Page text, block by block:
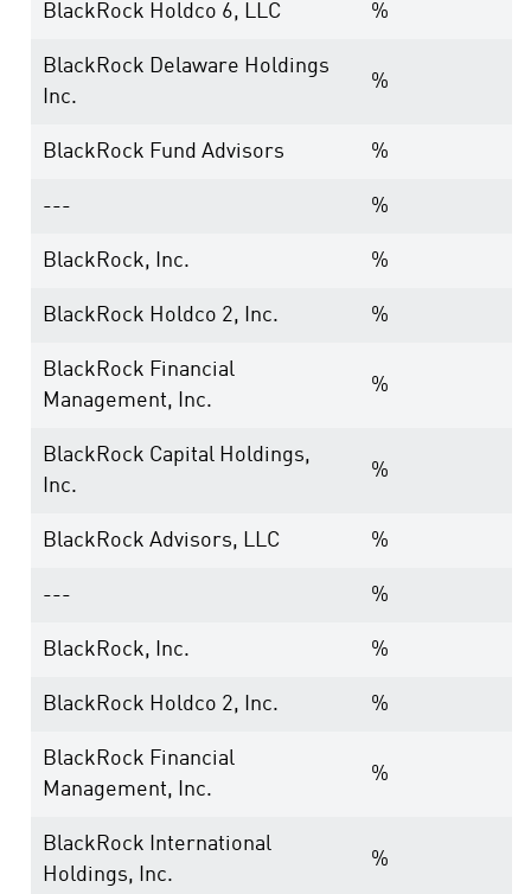
BlackRock Holdco 6, LLC %
BlackRock Delaware Holdings
Inc.
%
BlackRock Fund Advisors %
--- %
BlackRock, Inc. %
BlackRock Holdco 2, Inc. %
BlackRock Financial
Management, Inc.
%
BlackRock Capital Holdings,
Inc.
%
BlackRock Advisors, LLC %
--- %
BlackRock, Inc. %
BlackRock Holdco 2, Inc. %
BlackRock Financial
Management, Inc.
%
BlackRock International
Holdings, Inc.
%